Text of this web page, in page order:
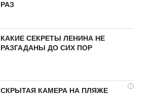
РАЗ
КАКИЕ СЕКРЕТЫ ЛЕНИНА НЕ
РАЗГАДАНЫ ДО СИХ ПОР
i
СКРЫТАЯ КАМЕРА НА ПЛЯЖЕ